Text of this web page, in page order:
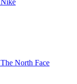
Nike
The North Face